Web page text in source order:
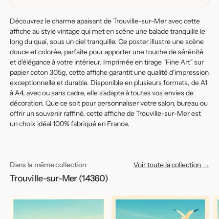
l&#39;eaul&#39;eau
Découvrez le charme apaisant de Trouville-sur-Mer avec cette
affiche au style vintage qui met en scène une balade tranquille le
long du quai, sous un ciel tranquille. Ce poster illustre une scène
douce et colorée, parfaite pour apporter une touche de sérénité
et d'élégance à votre intérieur. Imprimée en tirage "Fine Art" sur
papier coton 305g, cette affiche garantit une qualité d'impression
exceptionnelle et durable. Disponible en plusieurs formats, de A1
à A4, avec ou sans cadre, elle s'adapte à toutes vos envies de
décoration. Que ce soit pour personnaliser votre salon, bureau ou
offrir un souvenir raffiné, cette affiche de Trouville-sur-Mer est
un choix idéal 100% fabriqué en France.
Dans la même collection
Trouville-sur-Mer (14360)
Voir toute la collection →
Affiche
Affiche
de